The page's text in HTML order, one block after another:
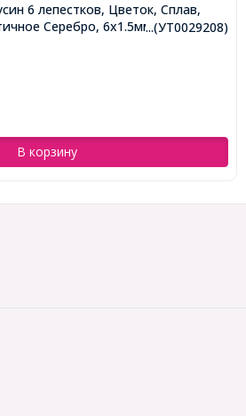
...(УТ0029208)
6 лепестков, Цветок, Сплав,
Серебро, 6х1.5мм, Отверстие
В корзину